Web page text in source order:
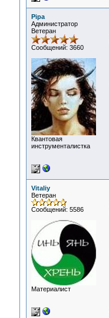
Pipa
Администратор
Ветеран
Сообщений: 3660
Квантовая
инструменталистка
Vitaliy
Ветеран
Сообщений: 5586
Материалист